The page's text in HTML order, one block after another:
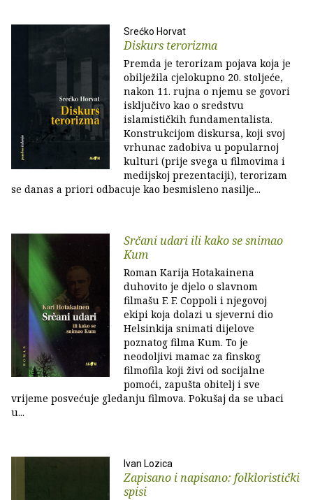
Srećko Horvat
Diskurs terorizma
Premda je terorizam pojava koja je
obilježila cjelokupno 20. stoljeće,
nakon 11. rujna o njemu se govori
isključivo kao o sredstvu
islamističkih fundamentalista.
Konstrukcijom diskursa, koji svoj
vrhunac zadobiva u popularnoj
kulturi (prije svega u filmovima i
medijskoj prezentaciji), terorizam
se danas a priori odbacuje kao besmisleno nasilje...
Srčani udari ili kako se snimao
Kum
Roman Karija Hotakainena
duhovito je djelo o slavnom
filmašu F. F. Coppoli i njegovoj
ekipi koja dolazi u sjeverni dio
Helsinkija snimati dijelove
poznatog filma Kum. To je
neodoljivi mamac za finskog
filmofila koji živi od socijalne
pomoći, zapušta obitelj i sve
vrijeme posvećuje gledanju filmova. Pokušaj da se ubaci
u...
Ivan Lozica
Zapisano i napisano: folkloristički
spisi